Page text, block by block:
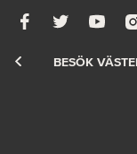
BESÖK